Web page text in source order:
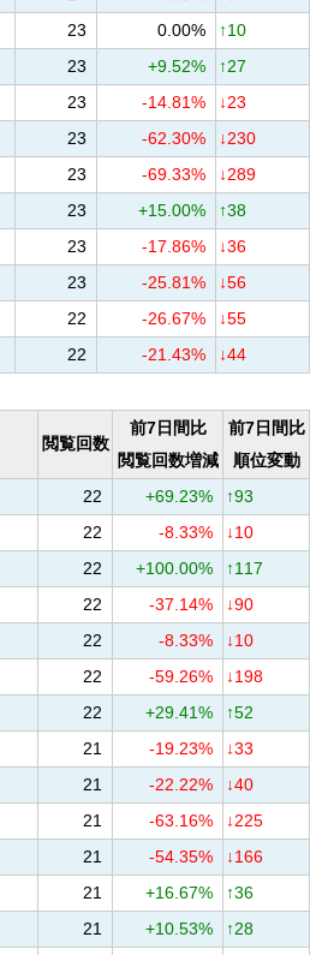
23 0.00%
↑10
23 +9.52%
↑27
23 -14.81%
↓23
23 -62.30%
↓230
23 -69.33%
↓289
23 +15.00%
↑38
23 -17.86%
↓36
23 -25.81%
↓56
22 -26.67%
↓55
22 -21.43% ↓44
閲覧回数
前7日間比
閲覧回数増減
前7日間比
順位変動
22 +69.23%
↑93
22 -8.33%
↓10
22 +100.00%
↑117
22 -37.14%
↓90
22 -8.33%
↓10
22 -59.26%
↓198
22 +29.41%
↑52
21 -19.23%
↓33
21 -22.22%
↓40
21 -63.16%
↓225
21 -54.35%
↓166
21 +16.67%
↑36
21 +10.53%
↑28